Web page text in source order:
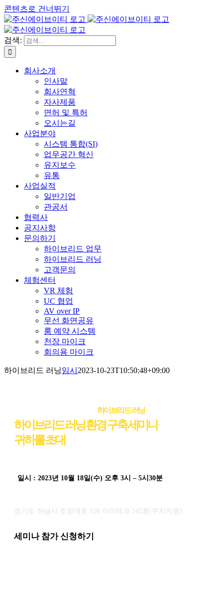
콘텐츠로 건너뛰기
검색:
회사소개
인사말
회사연혁
자사제품
면허 및 특허
오시는길
사업분야
시스템 통합(SI)
업무공간 혁신
유지보수
유통
사업실적
일반기업
관공서
협력사
공지사항
문의하기
하이브리드 업무
하이브리드 러닝
고객문의
체험센터
VR 체험
UC 협업
AV over IP
무선 화면공유
룸 예약 시스템
천장 마이크
회의용 마이크
하이브리드 러닝임시 2023-10-23T10:50:48+09:00
하이브리드 러닝
하이브리드 러닝 환경 구축 세미나에
귀하를 초대합니다.
일시 : 2023년 10월 18일(수) 오후 3시 – 5시30분
경기도 하남시 조정대로 150 아이테코 542호(주차지원)
세미나 참가 신청하기